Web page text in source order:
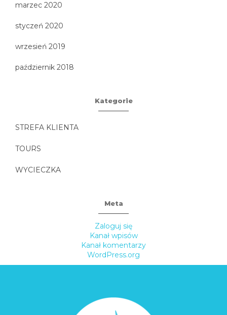
marzec 2020
styczeń 2020
wrzesień 2019
październik 2018
Kategorie
STREFA KLIENTA
TOURS
WYCIECZKA
Meta
Zaloguj się
Kanał wpisów
Kanał komentarzy
WordPress.org